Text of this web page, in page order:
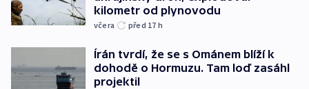
kilometr od plynovodu
včera před 17 h
Írán tvrdí, že se s Ománem blíží k
dohodě o Hormuzu. Tam loď zasáhl
projektil